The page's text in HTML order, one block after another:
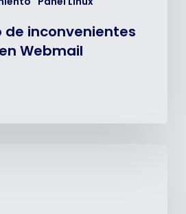
de inconvenientes
Webmail